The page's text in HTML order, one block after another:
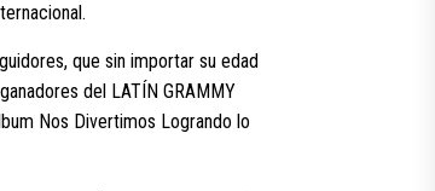
que sin importar su edad
del LATÍN GRAMMY
Nos Divertimos Logrando lo